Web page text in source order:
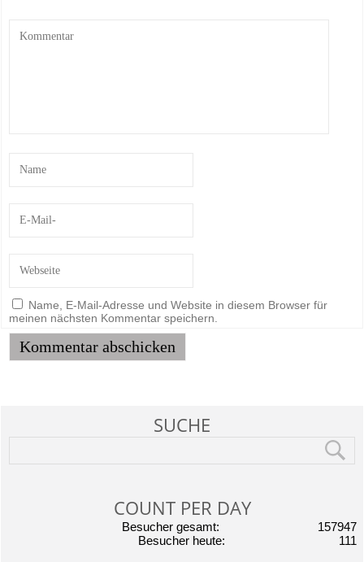
Name, E-Mail-Adresse und Website in diesem Browser für
meinen nächsten Kommentar speichern.
SUCHE
COUNT PER DAY
157947
Besucher gesamt:
111
Besucher heute: